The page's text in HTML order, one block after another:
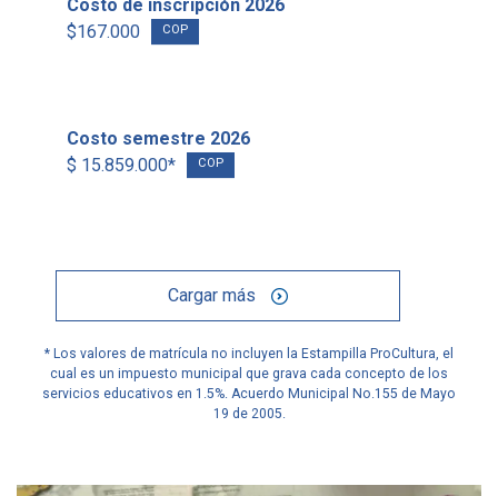
Costo de inscripción 2026
$167.000
COP
Costo semestre 2026
$ 15.859.000*
COP
Cargar más
* Los valores de matrícula no incluyen la Estampilla ProCultura, el
cual es un impuesto municipal que grava cada concepto de los
servicios educativos en 1.5%. Acuerdo Municipal No.155 de Mayo
19 de 2005.